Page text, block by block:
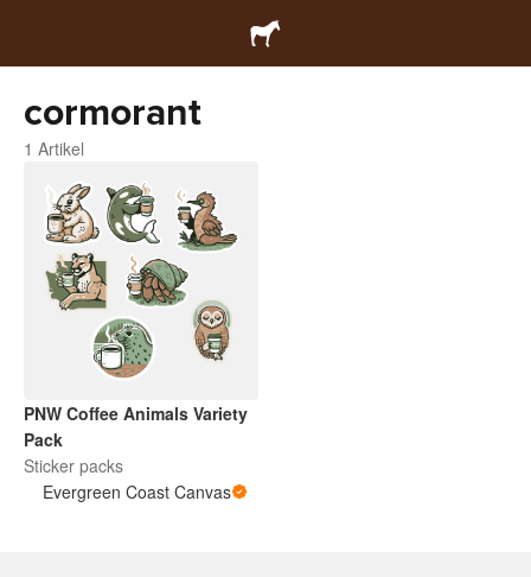
cormorant
1 Artikel
PNW Coffee Animals Variety
Pack
Sticker packs
Evergreen Coast Canvas